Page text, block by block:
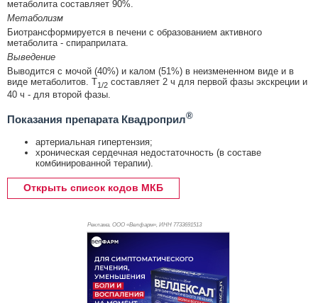
метаболита составляет 90%.
Метаболизм
Биотрансформируется в печени с образованием активного
метаболита - спираприлата.
Выведение
Выводится с мочой (40%) и калом (51%) в неизмененном виде и в
виде метаболитов. T1/2 составляет 2 ч для первой фазы экскреции и
40 ч - для второй фазы.
Показания препарата Квадроприл®
артериальная гипертензия;
хроническая сердечная недостаточность (в составе
комбинированной терапии).
Открыть список кодов МКБ
Реклама. ООО «Велфарм», ИНН 7733691513